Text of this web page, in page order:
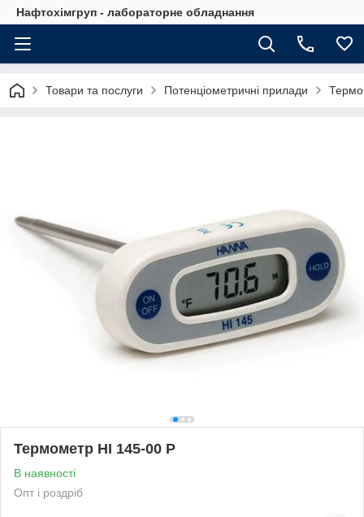
Нафтохімгруп - лабораторне обладнання
Товари та послуги Потенціометричні прилади
Термометр HI 145-00 P
В наявності
Опт і роздріб